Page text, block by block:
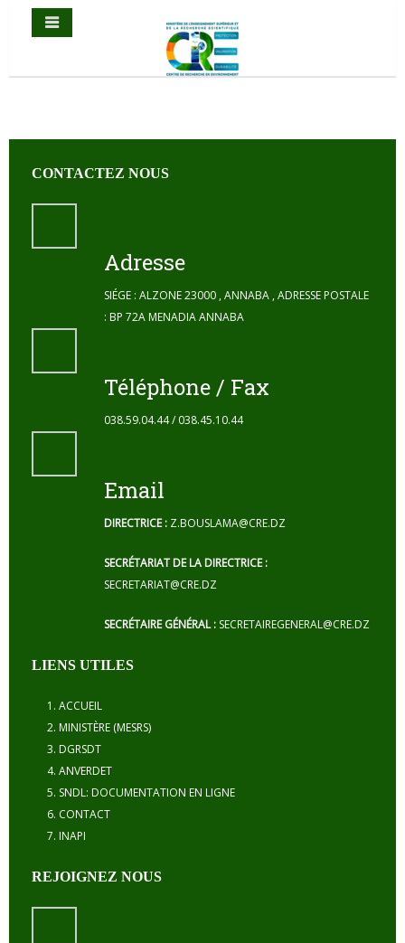
CONTACTEZ NOUS
Adresse
SIÉGE : ALZONE 23000 , ANNABA , ADRESSE POSTALE
: BP 72A MENADIA ANNABA
Téléphone / Fax
038.59.04.44 / 038.45.10.44
Email
DIRECTRICE : Z.BOUSLAMA@CRE.DZ
SECRÉTARIAT DE LA DIRECTRICE :
SECRETARIAT@CRE.DZ
SECRÉTAIRE GÉNÉRAL : SECRETAIREGENERAL@CRE.DZ
LIENS UTILES
ACCUEIL
MINISTÈRE (MESRS)
DGRSDT
ANVERDET
SNDL: DOCUMENTATION EN LIGNE
CONTACT
INAPI
REJOIGNEZ NOUS